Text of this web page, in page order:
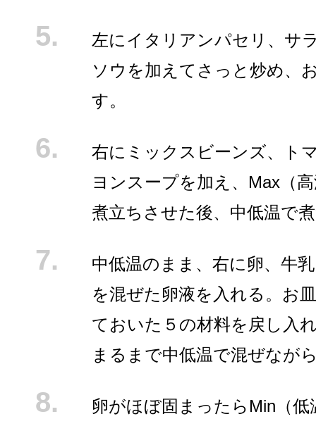
左にイタリアンパセリ、サ
ソウを加えてさっと炒め、
す。
右にミックスビーンズ、ト
ヨンスープを加え、Max（
煮立ちさせた後、中低温で
中低温のまま、右に卵、牛
を混ぜた卵液を入れる。お
ておいた５の材料を戻し入
まるまで中低温で混ぜなが
卵がほぼ固まったらMin（低